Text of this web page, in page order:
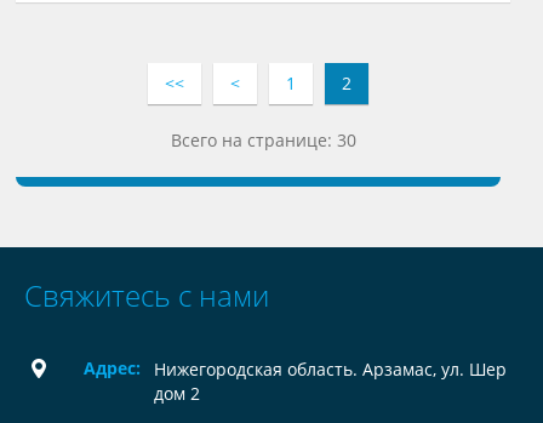
<< < 1 2
Всего на странице: 30
Свяжитесь с нами
Адрес:
Нижегородская область. Арзамас, ул. Шер
дом 2